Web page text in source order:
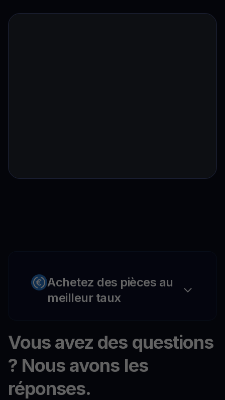
Achetez des pièces au
meilleur taux
Vous avez des questions
? Nous avons les
réponses.